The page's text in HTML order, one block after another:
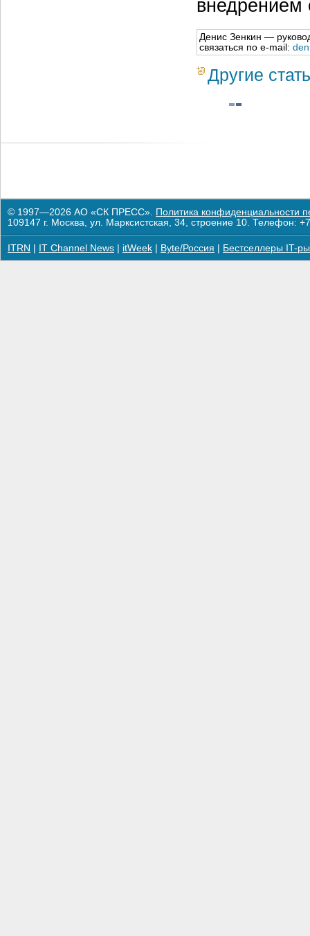
внедрением
Денис Зенкин —
связаться по e-mail:
Другие
© 1997—2026 АО «СК ПРЕСС». Политика конфиденциальности
109147 г. Москва, ул. Марксистская, 34, строение 10. Телефон:
ITRN IT Channel News itWeek Byte/Россия Бестселлеры IT-